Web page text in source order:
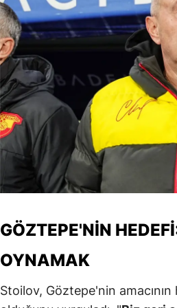
GÖZTEPE'NIN
OYNAMAK
Stoilov, Göztepe'nin